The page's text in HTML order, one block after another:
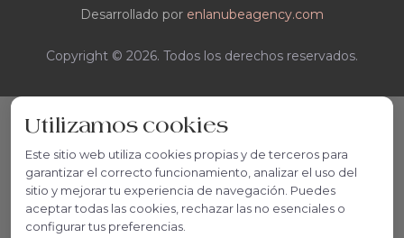
Desarrollado por enlanubeagency.com
Copyright © 2026. Todos los derechos reservados.
Utilizamos cookies
Este sitio web utiliza cookies propias y de terceros para
garantizar el correcto funcionamiento, analizar el uso del
sitio y mejorar tu experiencia de navegación. Puedes
aceptar todas las cookies, rechazar las no esenciales o
configurar tus preferencias.